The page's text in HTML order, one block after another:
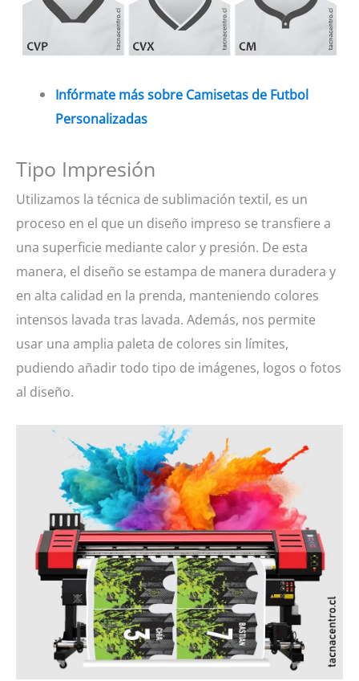
Infórmate más sobre Camisetas de Futbol
Personalizadas
Tipo Impresión
Utilizamos la técnica de sublimación textil, es un
proceso en el que un diseño impreso se transfiere a
una superficie mediante calor y presión. De esta
manera, el diseño se estampa de manera duradera y
en alta calidad en la prenda, manteniendo colores
intensos lavada tras lavada. Además, nos permite
usar una amplia paleta de colores sin límites,
pudiendo añadir todo tipo de imágenes, logos o fotos
al diseño.